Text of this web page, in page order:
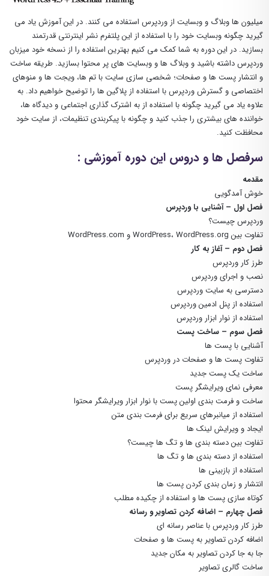
میلیون ها وبلاگ و وبسایت از وردپرس استفاده می کنند. در این آموزش یاد می
گیرید چگونه وبسایت خود را با استفاده از این پلتفرم نشر اینترنتی قدرتمند
بسازید. در این دوره به شما کمک می کنیم بهترین استفاده را از نسخه خود میزبان
وردپرس داشته باشید و وبلاگ ها و وبسایت های پر محتوا بسازید. طریقه ساخت
و انتشار پست ها و صفحات؛ شخصی سازی سایت با تم ها، ویجت ها و منوهای
اختصاصی و گسترش وردپرس با استفاده از پلاگین ها را توضیح خواهیم داد. به
علاوه یاد می گیرید چگونه با استفاده از به اشترک گذاری اجتماعی و دیدگاه ها،
خواننده های بیشتری را جذب کنید و چگونه با پیکربندی تنظیمات، از سایت خود
محافظت کنید.
سرفصل ها و دروس این دوره آموزشی :
مقدمه
خوش آمدگویی
فصل اول – آشنایی با وردپرس
وردپرس چیست؟
تفاوت بین WordPress، WordPress.org و WordPress.com
فصل دوم – آغاز به کار
طرز کار وردپرس
نصب و اجرای وردپرس
دسترسی به سایت وردپرس
استفاده از پنل ادمین وردپرس
استفاده از نوار ابزار وردپرس
فصل سوم – ساخت پست
آشنایی با پست ها
تفاوت پست ها و صفحات در وردپرس
ساخت یک پست جدید
معرفی نمای ویرایشگر پست
ساخت و فرمت بندی اولین پست با نوار ابزار ویرایشگر محتوا
استفاده از میانبرهای سریع برای فرمت بندی متن
ایجاد و ویرایش لینک ها
تفاوت بین دسته بندی ها و تگ ها چیست؟
استفاده از دسته بندی ها و تگ ها
استفاده از بازبینی ها
انتشار و زمان بندی کردن پست ها
کوتاه سازی پست ها و استفاده از چکیده مطلب
فصل چهارم – اضافه کردن تصاویر و رسانه
طرز کار وردپرس با عناصر رسانه ای
اضافه کردن تصاویر به پست ها و صفحات
جا به جا کردن تصاویر به مکان جدید
ساخت گالری تصاویر